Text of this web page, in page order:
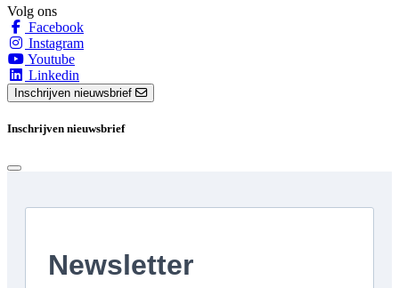
Volg ons
Facebook
Instagram
Youtube
Linkedin
Inschrijven nieuwsbrief
Inschrijven nieuwsbrief